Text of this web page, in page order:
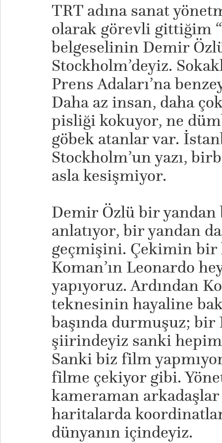
TRT adına sanat
olarak görevli gittiğim
belgeselinin Demir
Stockholm’deyiz.
Prens Adaları’na
Daha az insan, daha
pisliği kokuyor, ne
göbek atanlar var.
Stockholm’un yazı,
asla kesişmiyor.
Demir Özlü bir
anlatıyor, bir yandan
geçmişini. Çekimin bir
Koman’ın Leonardo
yapıyoruz. Ardından
teknesinin hayaline
başında durmuşuz; bir
şiirindeyiz sanki
Sanki biz film
filme çekiyor gibi.
kameraman
haritalarda
dünyanın içindeyiz.